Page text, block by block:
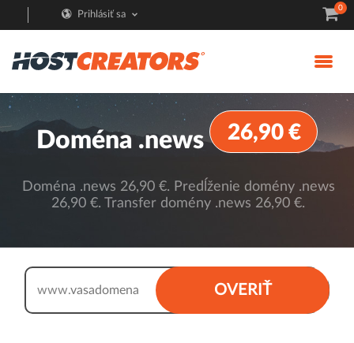
Prihlásiť sa
0
Doména .news 26,90 €
Doména .news 26,90 €. Predĺženie domény .news
26,90 €. Transfer domény .news 26,90 €.
OVERIŤ
www.